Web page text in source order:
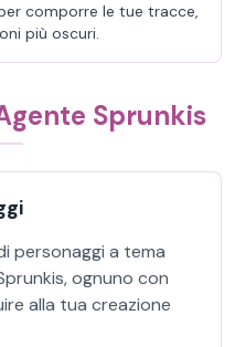
comporre le tue tracce,
più oscuri.
Sprunkis
personaggi a tema
ognuno con
alla tua creazione